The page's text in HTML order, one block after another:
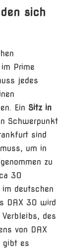
sich
Prime
jedes
Ein Sitz in
Schwerpunkt
sind
um in
zu
30
deutschen
DAX 30 wird
des
von DAX
gibt es